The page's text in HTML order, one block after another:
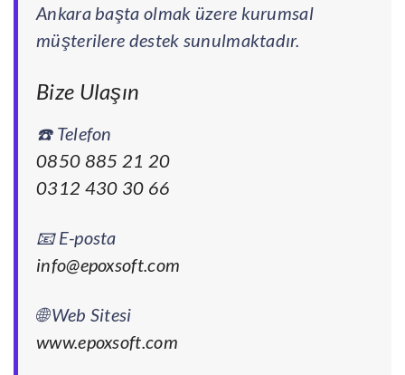
Ankara başta olmak üzere kurumsal
müşterilere destek sunulmaktadır.
Bize Ulaşın
☎️ Telefon
0850 885 21 20
0312 430 30 66
📧E-posta
info@epoxsoft.com
🌐Web Sitesi
www.epoxsoft.com